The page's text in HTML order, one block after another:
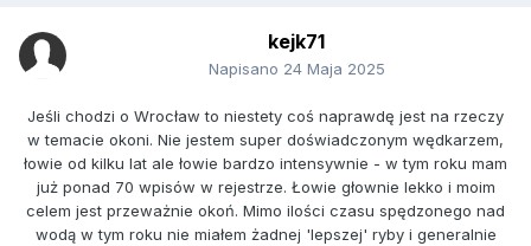
kejk71
Napisano 24 Maja 2025
Jeśli chodzi o Wrocław to niestety coś naprawdę jest na rzeczy
w temacie okoni. Nie jestem super doświadczonym wędkarzem,
łowie od kilku lat ale łowie bardzo intensywnie - w tym roku mam
już ponad 70 wpisów w rejestrze. Łowie głownie lekko i moim
celem jest przeważnie okoń. Mimo ilości czasu spędzonego nad
wodą w tym roku nie miałem żadnej 'lepszej' ryby i generalnie